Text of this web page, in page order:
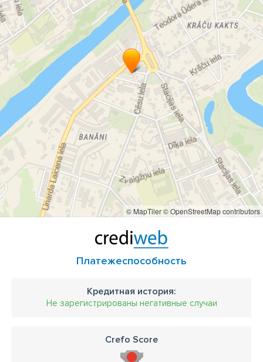
© MapTiler© OpenStreetMap contributors
Платежеспособность
Кредитная история:
Не зарегистрированы негативные случаи
Crefo Score